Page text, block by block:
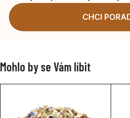
CHCI
Mohlo by se Vám líbit